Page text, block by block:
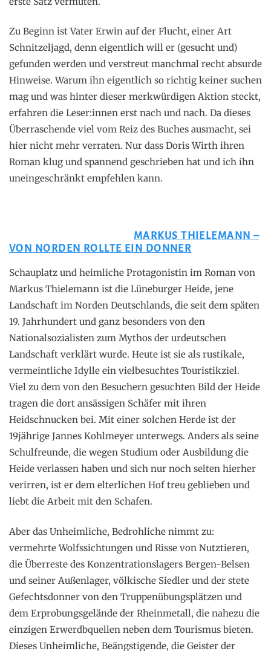
Zu Beginn ist Vater Erwin auf der Flucht, einer Art
Schnitzeljagd, denn eigentlich will er (gesucht und)
gefunden werden und verstreut manchmal recht absurde
Hinweise. Warum ihn eigentlich so richtig keiner suchen
mag und was hinter dieser merkwürdigen Aktion steckt,
erfahren die Leser:innen erst nach und nach. Da dieses
Überraschende viel vom Reiz des Buches ausmacht, sei
hier nicht mehr verraten. Nur dass Doris Wirth ihren
Roman klug und spannend geschrieben hat und ich ihn
uneingeschränkt empfehlen kann.
MARKUS THIELEMANN –
VON NORDEN ROLLTE EIN DONNER
Schauplatz und heimliche Protagonistin im Roman von
Markus Thielemann ist die Lüneburger Heide, jene
Landschaft im Norden Deutschlands, die seit dem späten
19. Jahrhundert und ganz besonders von den
Nationalsozialisten zum Mythos der urdeutschen
Landschaft verklärt wurde. Heute ist sie als rustikale,
vermeintliche Idylle ein vielbesuchtes Touristikziel.
Viel zu dem von den Besuchern gesuchten Bild der Heide
tragen die dort ansässigen Schäfer mit ihren
Heidschnucken bei. Mit einer solchen Herde ist der
19jährige Jannes Kohlmeyer unterwegs. Anders als seine
Schulfreunde, die wegen Studium oder Ausbildung die
Heide verlassen haben und sich nur noch selten hierher
verirren, ist er dem elterlichen Hof treu geblieben und
liebt die Arbeit mit den Schafen.
Aber das Unheimliche, Bedrohliche nimmt zu:
vermehrte Wolfssichtungen und Risse von Nutztieren,
die Überreste des Konzentrationslagers Bergen-Belsen
und seiner Außenlager, völkische Siedler und der stete
Gefechtsdonner von den Truppenübungsplätzen und
dem Erprobungsgelände der Rheinmetall, die nahezu die
einzigen Erwerdbquellen neben dem Tourismus bieten.
Dieses Unheimliche, Beängstigende, die Geister der